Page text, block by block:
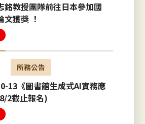
銘教授團隊前往日本參加國
文獲獎 ！
所務公告
13《圖書館生成式AI實務應
2截止報名)